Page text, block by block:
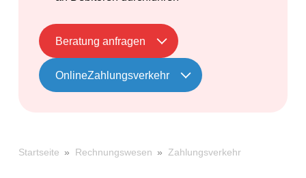
Beratung anfragen
OnlineZahlungsverkehr
Startseite » Rechnungswesen » Zahlungsverkehr